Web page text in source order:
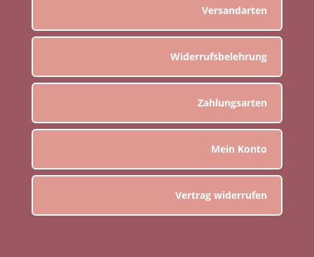
Versandarten
Widerrufsbelehrung
Zahlungsarten
Mein Konto
Vertrag widerrufen